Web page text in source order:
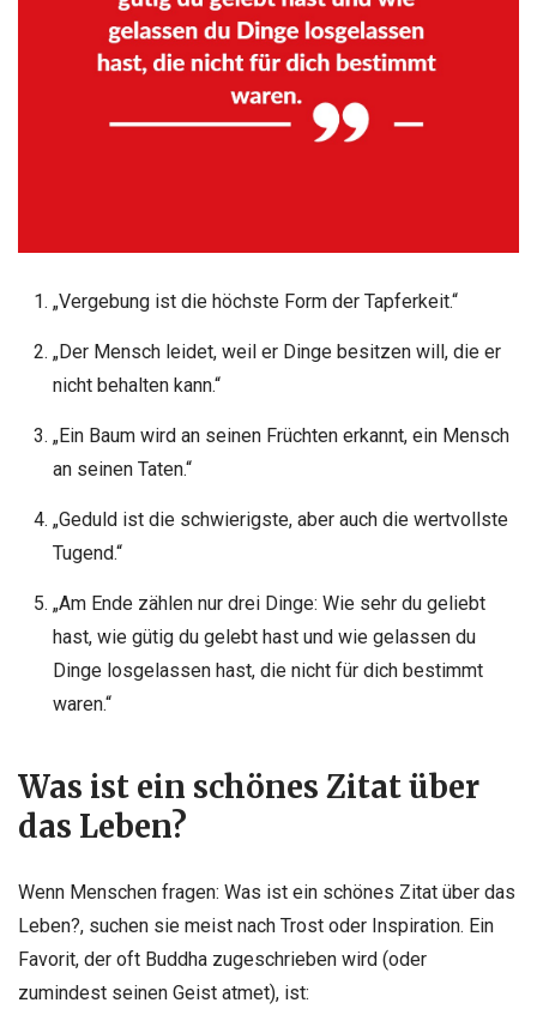
„Vergebung ist die höchste Form der Tapferkeit.“
„Der Mensch leidet, weil er Dinge besitzen will, die er
nicht behalten kann.“
„Ein Baum wird an seinen Früchten erkannt, ein Mensch
an seinen Taten.“
„Geduld ist die schwierigste, aber auch die wertvollste
Tugend.“
„Am Ende zählen nur drei Dinge: Wie sehr du geliebt
hast, wie gütig du gelebt hast und wie gelassen du
Dinge losgelassen hast, die nicht für dich bestimmt
waren.“
Was ist ein schönes Zitat über
das Leben?
Wenn Menschen fragen: Was ist ein schönes Zitat über das
Leben?, suchen sie meist nach Trost oder Inspiration. Ein
Favorit, der oft Buddha zugeschrieben wird (oder
zumindest seinen Geist atmet), ist: